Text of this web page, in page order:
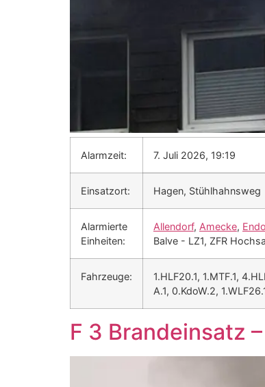
Alarmzeit: 7. Juli 2026, 19:19
Einsatzort: Hagen, Stühlhahnsweg
Alarmierte
Einheiten:
Allendorf, Amecke,
Balve - LZ1, ZFR
Fahrzeuge:
1.HLF20.1, 1.MTF.1,
A.1, 0.KdoW.2,
F 3 Brandeinsatz